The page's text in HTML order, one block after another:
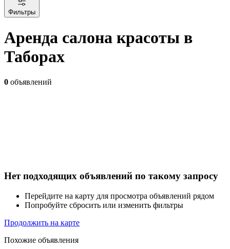
Фильтры
Аренда салона красоты в
Таборах
0 объявлений
Нет подходящих объявлений по такому запросу
Перейдите на карту для просмотра объявлений рядом
Попробуйте сбросить или изменить фильтры
Продолжить на карте
Похожие объявления